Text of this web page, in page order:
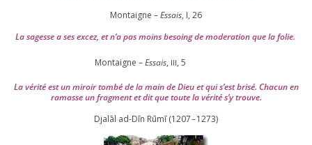
Montaigne –Essais, I, 26
La sagesse a ses excez, et n’a pas moins besoing de mode­ra­tion que la folie.
Montaigne –Essais, III, 5
La véri­té est un miroir tom­bé de la main de Dieu et qui s’est bri­sé. Chacun en
ramasse un frag­ment et dit que toute la véri­té s’y trouve.
Djalāl ad-Dīn Rūmī (1207–1273)